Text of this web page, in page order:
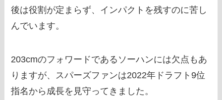
後は役割が定まらず、インパクトを残すのに苦し
んでいます。
203cmのフォワードであるソーハンには欠点もあ
りますが、スパーズファンは2022年ドラフト9位
指名から成長を見守ってきました。